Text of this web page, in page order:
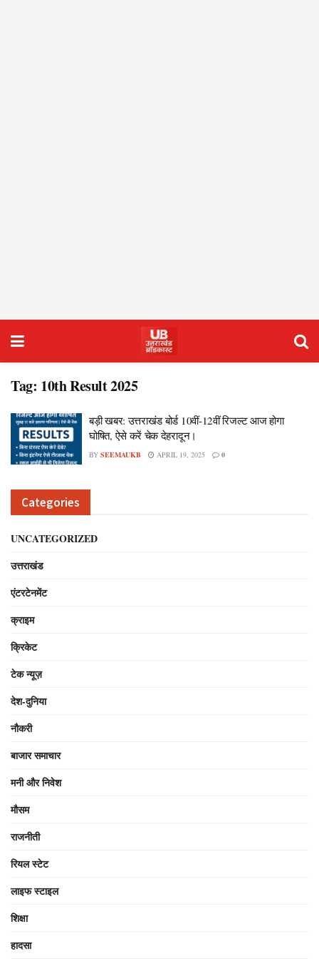
Tag: 10th Result 2025
बड़ी खबर: उत्तराखंड बोर्ड 10वीं-12वीं रिजल्ट आज होगा
घोषित, ऐसे करें चेक देहरादून।
BY SEEMAUKB APRIL 19, 2025 0
Categories
UNCATEGORIZED
उत्तराखंड
एंटरटेनमेंट
क्राइम
क्रिकेट
टेक न्यूज़
देश-दुनिया
नौकरी
बाजार समाचार
मनी और निवेश
मौसम
राजनीती
रियल स्टेट
लाइफ स्टाइल
शिक्षा
हादसा